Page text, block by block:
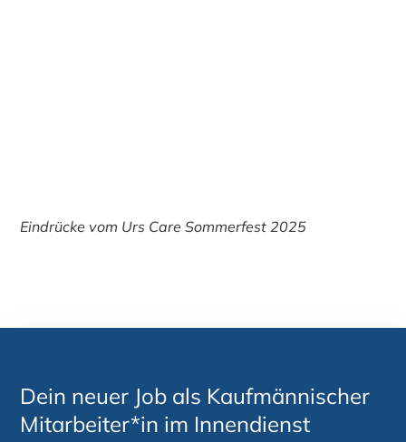
Eindrücke vom Urs Care Sommerfest 2025
Dein neuer Job als Kaufmännischer
Mitarbeiter*in im Innendienst